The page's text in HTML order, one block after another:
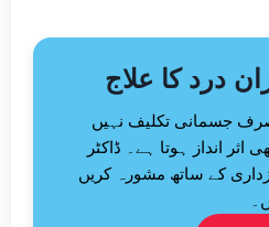
درد کا علاج
جسمانی تکلیف نہیں
اثر انداز ہوتا ہے۔ ڈاکٹر
کے ساتھ مشورہ کریں